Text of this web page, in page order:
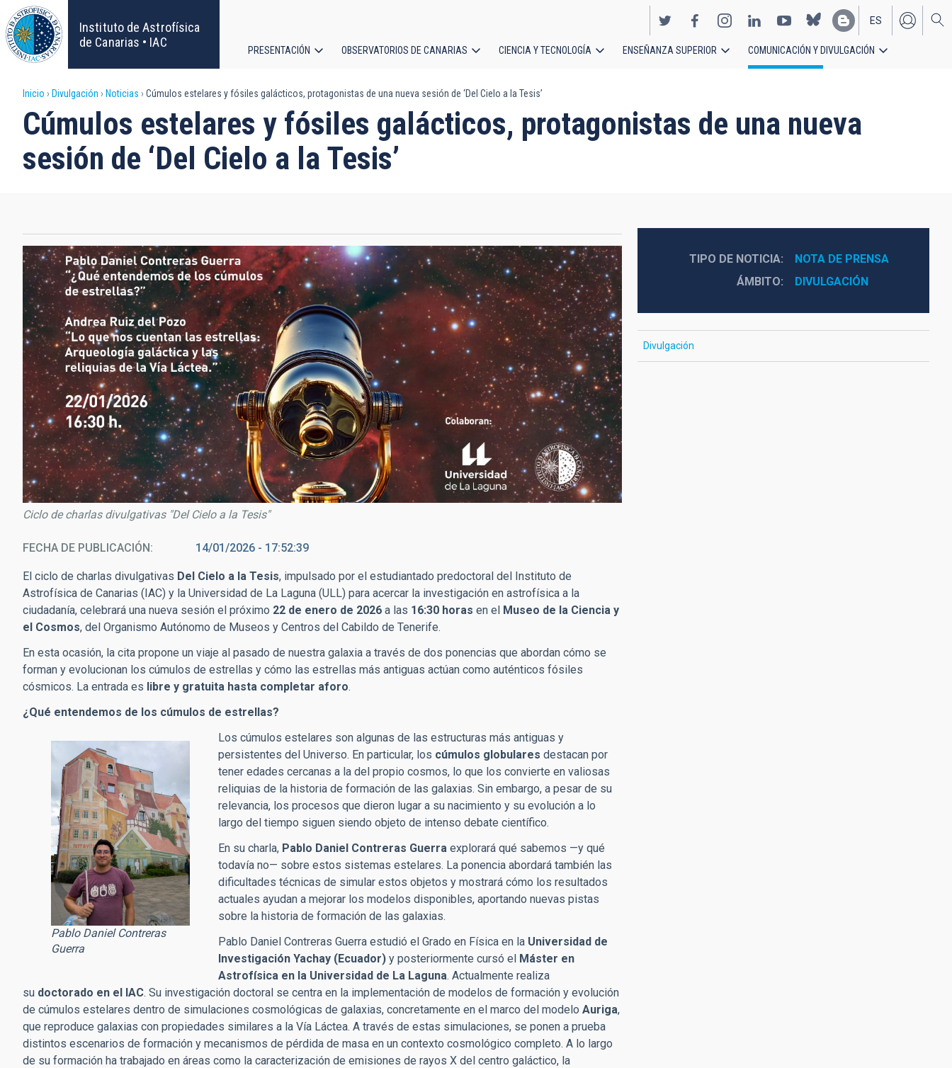
Pasar
al
contenido
principal
Instituto de Astrofísica
de Canarias • IAC
EN
ES
principal
PRESENTACIÓN OBSERVATORIOS DE CANARIAS CIENCIA Y TECNOLOGÍA ENSEÑANZA SUPERIOR COMUNICACIÓN Y DIVULGACIÓN
Sobrescribir
enlaces
de
a
la
navegación
Inicio Divulgación Noticias Cúmulos estelares y fósiles galácticos, protagonistas de una nueva sesión de ‘Del Cielo a la Tesis’
Cúmulos estelares y fósiles galácticos, protagonistas de una nueva
sesión de ‘Del Cielo a la Tesis’
Ciclo de charlas divulgativas "Del Cielo a la Tesis"
FECHA DE PUBLICACIÓN 14/01/2026 - 17:52:39
El ciclo de charlas divulgativas Del Cielo a la Tesis, impulsado por el estudiantado predoctoral del Instituto de
Astrofísica de Canarias (IAC) y la Universidad de La Laguna (ULL) para acercar la investigación en astrofísica a la
ciudadanía, celebrará una nueva sesión el próximo 22 de enero de 2026 a las 16:30 horas en el Museo de la Ciencia y
el Cosmos, del Organismo Autónomo de Museos y Centros del Cabildo de Tenerife.
En esta ocasión, la cita propone un viaje al pasado de nuestra galaxia a través de dos ponencias que abordan cómo se
forman y evolucionan los cúmulos de estrellas y cómo las estrellas más antiguas actúan como auténticos fósiles
cósmicos. La entrada es libre y gratuita hasta completar aforo.
¿Qué entendemos de los cúmulos de estrellas?
Pablo Daniel Contreras
Guerra
Los cúmulos estelares son algunas de las estructuras más antiguas y
persistentes del Universo. En particular, los cúmulos globulares destacan por
tener edades cercanas a la del propio cosmos, lo que los convierte en valiosas
reliquias de la historia de formación de las galaxias. Sin embargo, a pesar de su
relevancia, los procesos que dieron lugar a su nacimiento y su evolución a lo
largo del tiempo siguen siendo objeto de intenso debate científico.
En su charla, Pablo Daniel Contreras Guerra explorará qué sabemos —y qué
todavía no— sobre estos sistemas estelares. La ponencia abordará también las
dificultades técnicas de simular estos objetos y mostrará cómo los resultados
actuales ayudan a mejorar los modelos disponibles, aportando nuevas pistas
sobre la historia de formación de las galaxias.
Pablo Daniel Contreras Guerra estudió el Grado en Física en la Universidad de
Investigación Yachay (Ecuador) y posteriormente cursó el Máster en
Astrofísica en la Universidad de La Laguna. Actualmente realiza
su doctorado en el IAC. Su investigación doctoral se centra en la implementación de modelos de formación y evolución
de cúmulos estelares dentro de simulaciones cosmológicas de galaxias, concretamente en el marco del modelo Auriga,
que reproduce galaxias con propiedades similares a la Vía Láctea. A través de estas simulaciones, se ponen a prueba
distintos escenarios de formación y mecanismos de pérdida de masa en un contexto cosmológico completo. A lo largo
de su formación ha trabajado en áreas como la caracterización de emisiones de rayos X del centro galáctico, la
TIPO DE NOTICIA
NOTA DE PRENSA
ÁMBITO
DIVULGACIÓN
Divulgación